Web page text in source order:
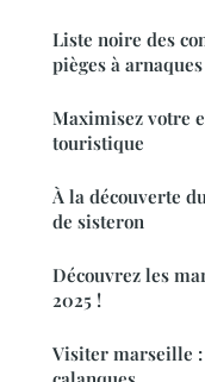
Liste noire des
pièges à arnaques
Maximisez votre
touristique
À la découverte
de sisteron
Découvrez les
2025 !
Visiter marseille :